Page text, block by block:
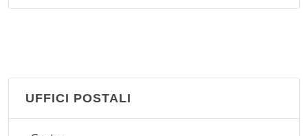
UFFICI POSTALI